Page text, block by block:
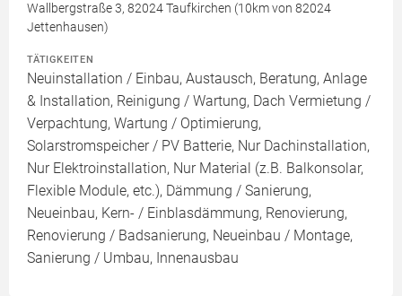
Wallbergstraße 3, 82024 Taufkirchen (10km von 82024
Jettenhausen)
TÄTIGKEITEN
Neuinstallation / Einbau, Austausch, Beratung, Anlage
& Installation, Reinigung / Wartung, Dach Vermietung /
Verpachtung, Wartung / Optimierung,
Solarstromspeicher / PV Batterie, Nur Dachinstallation,
Nur Elektroinstallation, Nur Material (z.B. Balkonsolar,
Flexible Module, etc.), Dämmung / Sanierung,
Neueinbau, Kern- / Einblasdämmung, Renovierung,
Renovierung / Badsanierung, Neueinbau / Montage,
Sanierung / Umbau, Innenausbau